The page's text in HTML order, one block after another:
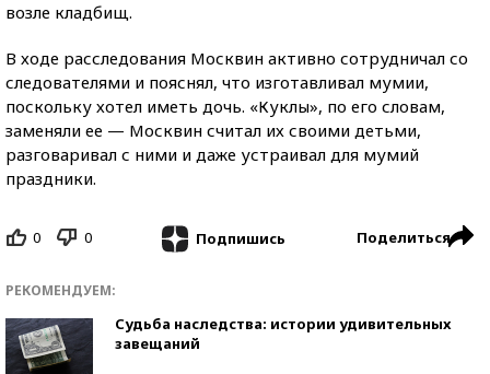
возле кладбищ.
В ходе расследования Москвин активно сотрудничал со
следователями и пояснял, что изготавливал мумии,
поскольку хотел иметь дочь. «Куклы», по его словам,
заменяли ее — Москвин считал их своими детьми,
разговаривал с ними и даже устраивал для мумий
праздники.
0 0 Подпишись Поделиться
РЕКОМЕНДУЕМ:
Судьба наследства: истории удивительных
завещаний